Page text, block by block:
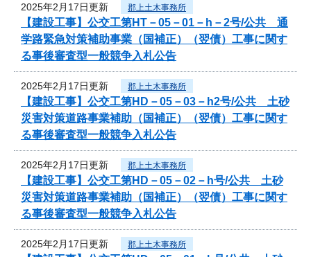
2025年2月17日更新 郡上土木事務所
【建設工事】公交工第HT－05－01－h－2号/公共 通
学路緊急対策補助事業（国補正）（翌債）工事に関す
る事後審査型一般競争入札公告
2025年2月17日更新 郡上土木事務所
【建設工事】公交工第HD－05－03－h2号/公共 土砂
災害対策道路事業補助（国補正）（翌債）工事に関す
る事後審査型一般競争入札公告
2025年2月17日更新 郡上土木事務所
【建設工事】公交工第HD－05－02－h号/公共 土砂
災害対策道路事業補助（国補正）（翌債）工事に関す
る事後審査型一般競争入札公告
2025年2月17日更新 郡上土木事務所